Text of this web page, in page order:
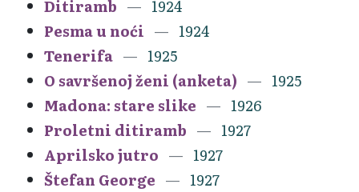
Ditiramb
1924
Pesma u noći
1924
Tenerifa
1925
O savršenoj ženi (anketa)
1925
Madona: stare slike
1926
Proletni ditiramb
1927
Aprilsko jutro
1927
Štefan George
1927